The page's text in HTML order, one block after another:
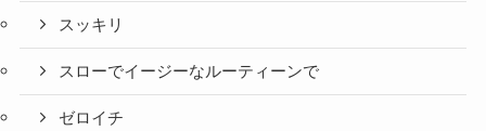
スッキリ
スローでイージーなルーティーンで
ゼロイチ